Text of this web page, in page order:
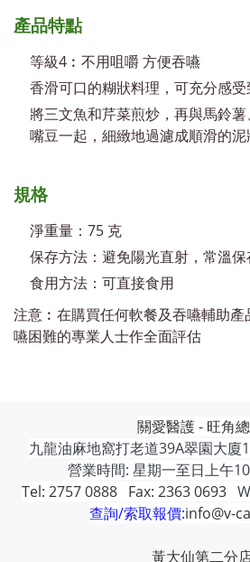
產品特點
等級4︰不用咀嚼 方便吞嚥
香滑可口的糊狀料理，可充分感
將三文魚和芹菜煎炒，再與馬鈴
嘴豆一起，細緻地過濾成順滑的泥
規格
淨重量：75 克
保存方法：避免陽光直射，常溫保
食用方法：可直接食用
注意︰在購買任何軟餐及吞嚥輔助
嚥困難的專業人士作全面評估
關愛醫護 - 旺角
九龍油麻地窩打老道39A翠園大廈
營業時間: 星期一至日上午
Tel: 2757 0888 Fax: 2363 0693
查詢/索取報價:info@v-
黃大仙第二分